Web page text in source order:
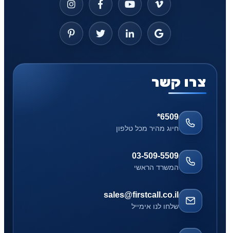
צרו קשר
*6509
חיוג מהיר מכל טלפון
03-509-5509
המשרד הראשי
sales@firstcall.co.il
שלחו לנו אימייל